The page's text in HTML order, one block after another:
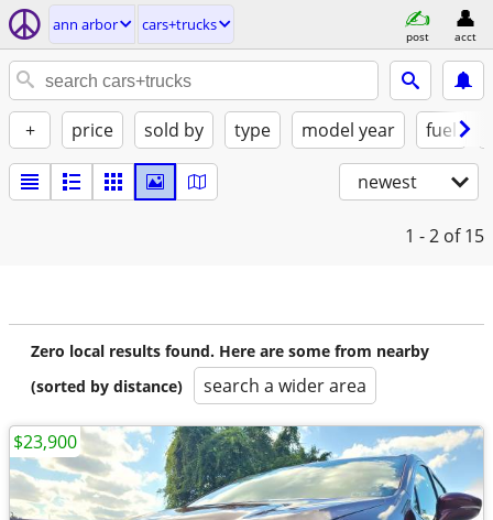
ann arbor cars+trucks
post acct
+ price sold by type model year fuel
newest
1 - 2 of 15
Zero local results found. Here are some from nearby
(sorted by distance)
search a wider area
$23,900